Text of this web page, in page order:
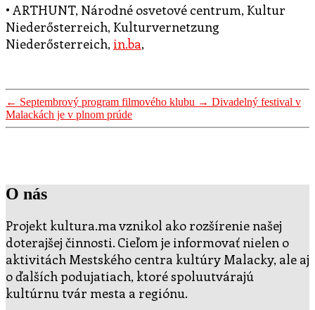
• ARTHUNT, Národné osvetové centrum, Kultur
Niederősterreich, Kulturvernetzung
Niederősterreich, in.ba,
← Septembrový program filmového klubu → Divadelný festival v
Malackách je v plnom prúde
O nás
Projekt kultura.ma vznikol ako rozšírenie našej
doterajšej činnosti. Cieľom je informovať nielen o
aktivitách Mestského centra kultúry Malacky, ale aj
o ďalších podujatiach, ktoré spoluutvárajú
kultúrnu tvár mesta a regiónu.